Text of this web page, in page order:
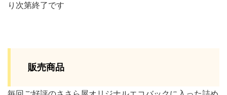
り次第終了です
販売商品